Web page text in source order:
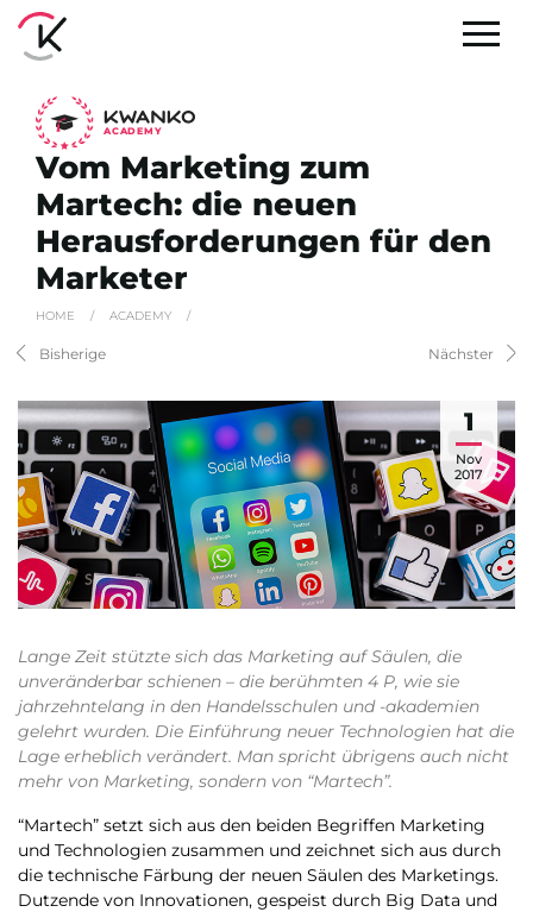
ACADEMY
Vom Marketing zum
Martech: die neuen
Herausforderungen für den
Marketer
HOME / ACADEMY /
Bisherige Nächster
1
Nov
2017
Lange Zeit stützte sich das Marketing auf Säulen, die
unveränderbar schienen – die berühmten 4 P, wie sie
jahrzehntelang in den Handelsschulen und -akademien
gelehrt wurden. Die Einführung neuer Technologien hat die
Lage erheblich verändert. Man spricht übrigens auch nicht
mehr von Marketing, sondern von “Martech”.
“Martech” setzt sich aus den beiden Begriffen Marketing
und Technologien zusammen und zeichnet sich aus durch
die technische Färbung der neuen Säulen des Marketings.
Dutzende von Innovationen, gespeist durch Big Data und